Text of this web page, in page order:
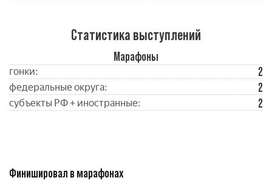
Статистика выступлений
Марафоны
гонки: 2
федеральные округа: 2
субъекты РФ + иностранные: 2
Финишировал в марафонах